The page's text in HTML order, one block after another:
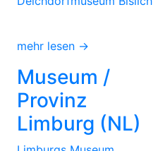
mehr lesen →
Museum /
Provinz
Limburg (NL)